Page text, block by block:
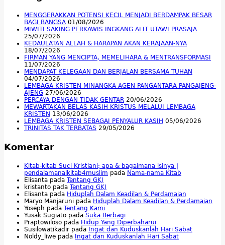
MENGGERAKKAN POTENSI KECIL MENJADI BERDAMPAK BESAR
BAGI BANGSA 01/08/2026
MIWITI SAKING PERKAWIS INGKANG ALIT UTAWI PRASAJA
25/07/2026
KEDAULATAN ALLAH & HARAPAN AKAN KERAJAAN-NYA
18/07/2026
FIRMAN YANG MENCIPTA, MEMELIHARA & MENTRANSFORMASI
11/07/2026
MENDAPAT KELEGAAN DAN BERJALAN BERSAMA TUHAN
04/07/2026
LEMBAGA KRISTEN MINANGKA AGEN PANGANTARA PANGAJENG-
AJENG 27/06/2026
PERCAYA DENGAN TIDAK GENTAR 20/06/2026
MEWARTAKAN BELAS KASIH KRISTUS MELALUI LEMBAGA
KRISTEN 13/06/2026
LEMBAGA KRISTEN SEBAGAI PENYALUR KASIH 05/06/2026
TRINITAS TAK TERBATAS 29/05/2026
Komentar
Kitab-kitab Suci Kristiani; apa & bagaimana isinya |
pendalamanalkitab4muslim pada Nama-nama Kitab
Elisanta pada Tentang GKJ
kristanto pada Tentang GKJ
Elisanta pada Hiduplah Dalam Keadilan & Perdamaian
Maryo Manjaruni pada Hiduplah Dalam Keadilan & Perdamaian
Yoseph pada Tentang Kami
Yusak Sugiato pada Suka Berbagi
Praptowiloso pada Hidup Yang Diperbaharui
Susilowatikadir pada
Ingat dan Kuduskanlah Hari Sabat
Noldy_liwe pada Ingat dan Kuduskanlah Hari Sabat